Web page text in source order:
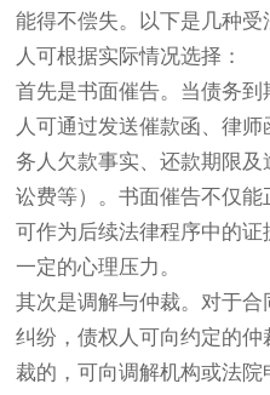
能得不偿失。以下是几种
人可根据实际情况选择：
首先是书面催告。当债务
人可通过发送催款函、律
务人欠款事实、还款期限
讼费等）。书面催告不仅
可作为后续法律程序中的
一定的心理压力。
其次是调解与仲裁。对于
纠纷，债权人可向约定的
裁的，可向调解机构或法